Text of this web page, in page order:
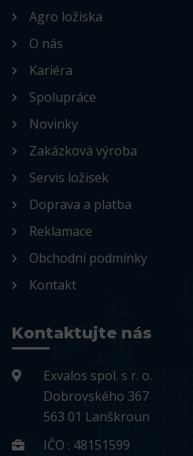
Agro ložiska
O nás
Kariéra
Spolupráce
Novinky
Zakázková výroba
Servis ložisek
Doprava a platba
Reklamace
Obchodní podmínky
Kontakt
Kontaktujte nás
Exvalos spol. s r. o.
Dobrovského 367
563 01 Lanškroun
IČO : 48151599